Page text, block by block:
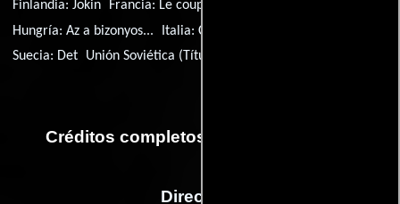
Finlandia:Jokin Francia: Le coup de foudre
Hungría:Az a bizonyos... Italia: Cosetta
Suecia: Det Unión Soviética (Título ruso):
Créditos completos de la película Ello
Dirección